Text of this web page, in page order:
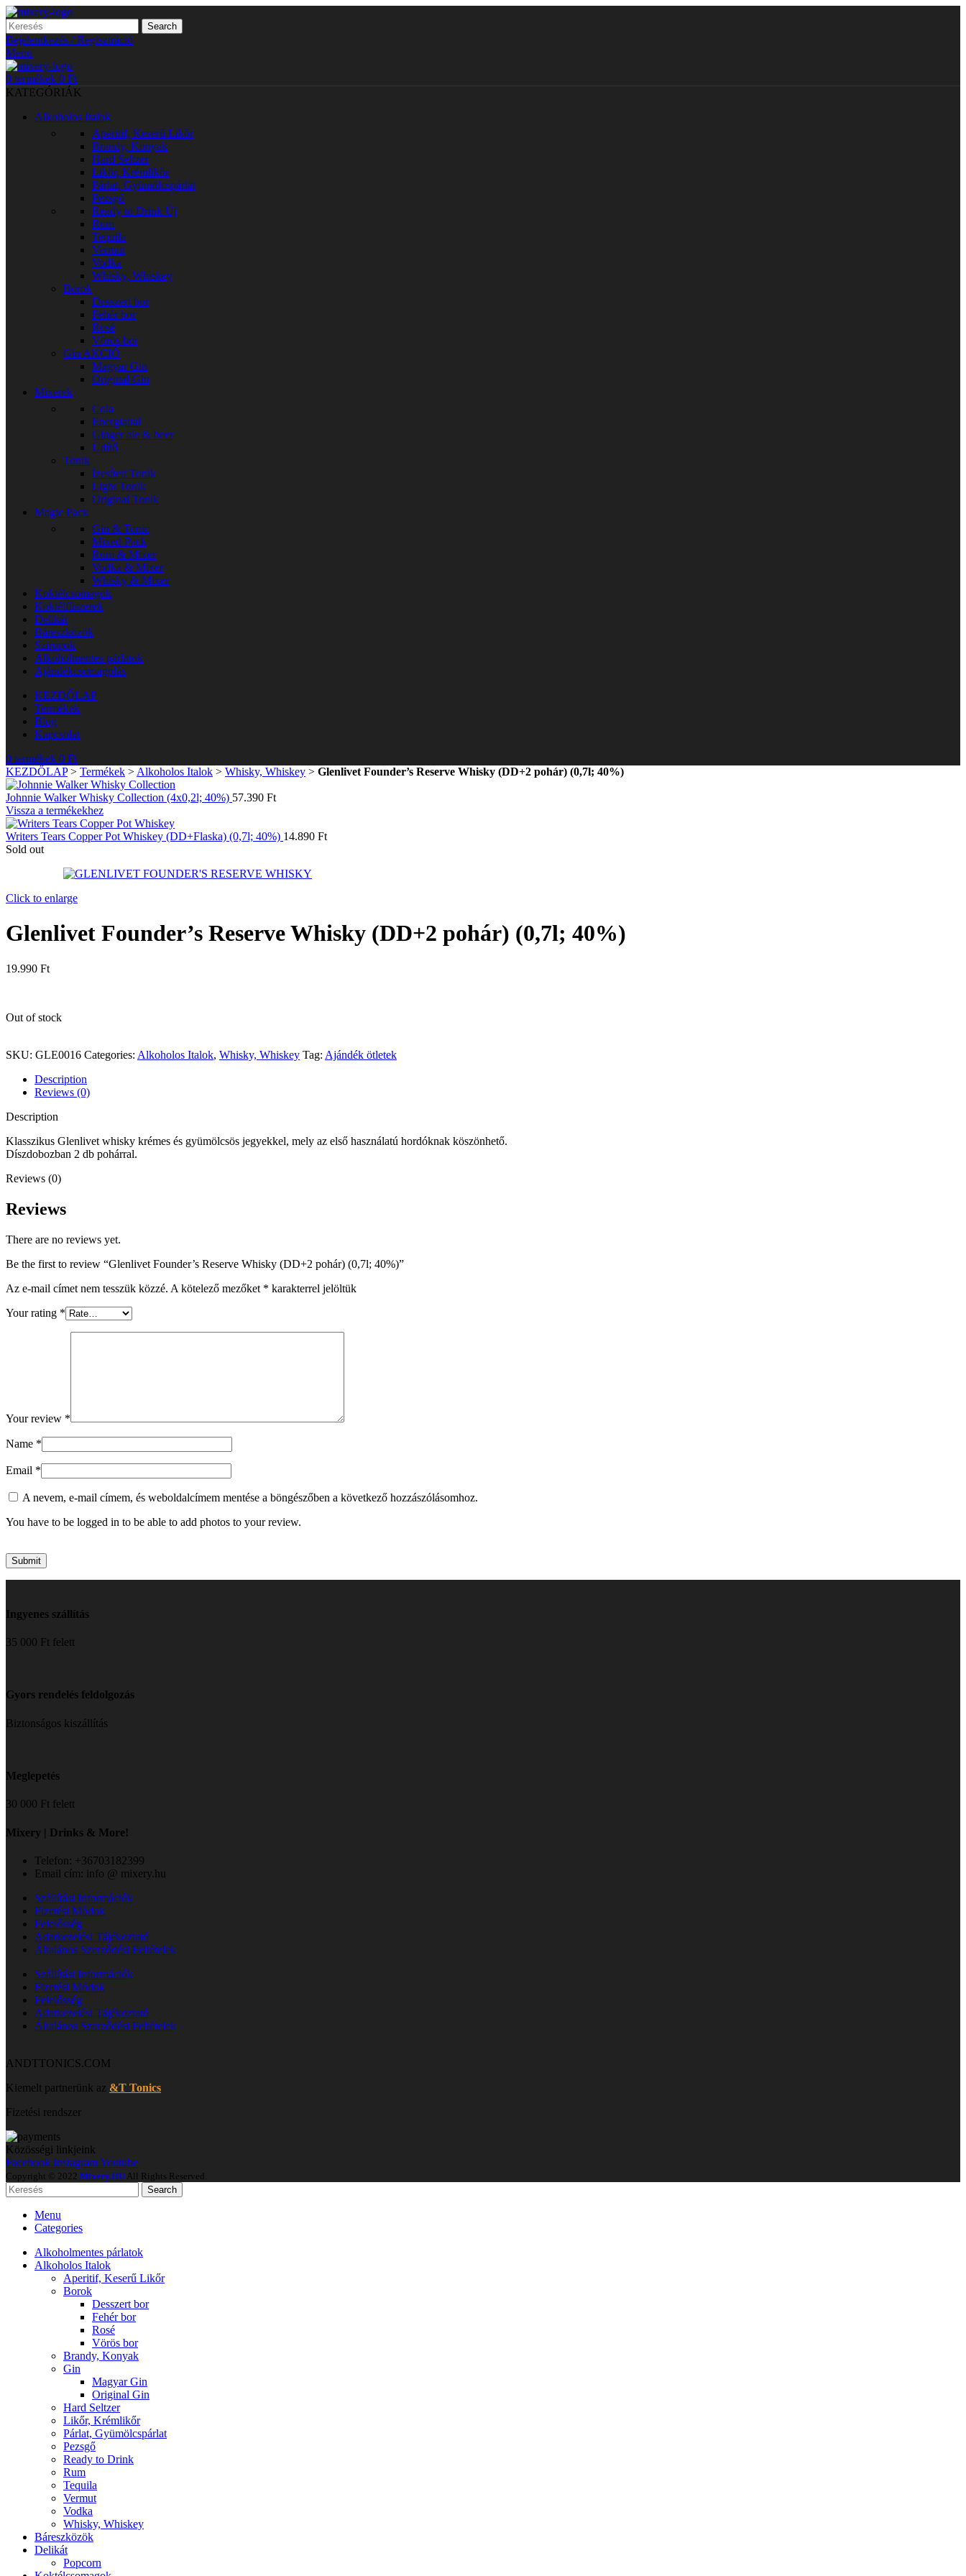
Search
Bejelentkezés / Regisztráció
Menu
0 termékek 0 Ft
KATEGÓRIÁK
Alkoholos Italok
Aperitif, Keserű Likőr
Brandy, Konyak
Hard Seltzer
Likőr, Krémlikőr
Párlat, Gyümölcspárlat
Pezsgő
Ready to Drink Új
Rum
Tequila
Vermut
Vodka
Whisky, Whiskey
Borok
Desszert bor
Fehér bor
Rosé
Vörös bor
Gin AKCIÓ
Magyar Gin
Original Gin
Mixerek
Cola
Energiaital
Ginger ale & beer
Üdítő
Tonik
Ízesített Tonik
Light Tonik
Original Tonik
Magic Pack
Gin & Tonic
Mixed Pack
Rum & Mixer
Vodka & Mixer
Whisky & Mixer
Koktélcsomagok
Koktélfűszerek
Delikát
Báreszközök
Szirupok
Alkoholmentes párlatok
Ajándékcsomagolás
KEZDŐLAP
Termékek
Blog
Kapcsolat
0 termékek 0 Ft
KEZDŐLAP> Termékek > Alkoholos Italok > Whisky, Whiskey > Glenlivet Founder’s Reserve Whisky (DD+2 pohár) (0,7l; 40%)
Johnnie Walker Whisky Collection (4x0,2l; 40%) 57.390 Ft
Vissza a termékekhez
Writers Tears Copper Pot Whiskey (DD+Flaska) (0,7l; 40%) 14.890 Ft
Sold out
Click to enlarge
Glenlivet Founder’s Reserve Whisky (DD+2 pohár) (0,7l; 40%)
19.990 Ft
Out of stock
SKU: GLE0016 Categories: Alkoholos Italok, Whisky, Whiskey Tag: Ajándék ötletek
Description
Reviews (0)
Description
Klasszikus Glenlivet whisky krémes és gyümölcsös jegyekkel, mely az első használatú hordóknak köszönhető.
Díszdobozban 2 db pohárral.
Reviews (0)
Reviews
There are no reviews yet.
Be the first to review “Glenlivet Founder’s Reserve Whisky (DD+2 pohár) (0,7l; 40%)”
Az e-mail címet nem tesszük közzé. A kötelező mezőket * karakterrel jelöltük
Your rating *
Your review *
Name *
Email *
A nevem, e-mail címem, és weboldalcímem mentése a böngészőben a következő hozzászólásomhoz.
You have to be logged in to be able to add photos to your review.
Ingyenes szállítás
35 000 Ft felett
Gyors rendelés feldolgozás
Biztonságos kiszállítás
Meglepetés
30 000 Ft felett
Mixery | Drinks & More!
Telefon: +36703182399
Email cím: info @ mixery.hu
Szállítási Információk
Fizetési Módok
Felelősség
Adatkezelési Tájékoztató
Általános Szerződési Feltételek
Szállítási Információk
Fizetési Módok
Felelősség
Adatkezelési Tájékoztató
Általános Szerződési Feltételek
ANDTTONICS.COM
Kiemelt partnerünk az &T Tonics
Fizetési rendszer
Közösségi linkjeink
Facebook InstagramYoutube
Copyright © 2022 Mixery.HU All Rights Reserved.
Search
Menu
Categories
Alkoholmentes párlatok
Alkoholos Italok
Aperitif, Keserű Likőr
Borok
Desszert bor
Fehér bor
Rosé
Vörös bor
Brandy, Konyak
Gin
Magyar Gin
Original Gin
Hard Seltzer
Likőr, Krémlikőr
Párlat, Gyümölcspárlat
Pezsgő
Ready to Drink
Rum
Tequila
Vermut
Vodka
Whisky, Whiskey
Báreszközök
Delikát
Popcorn